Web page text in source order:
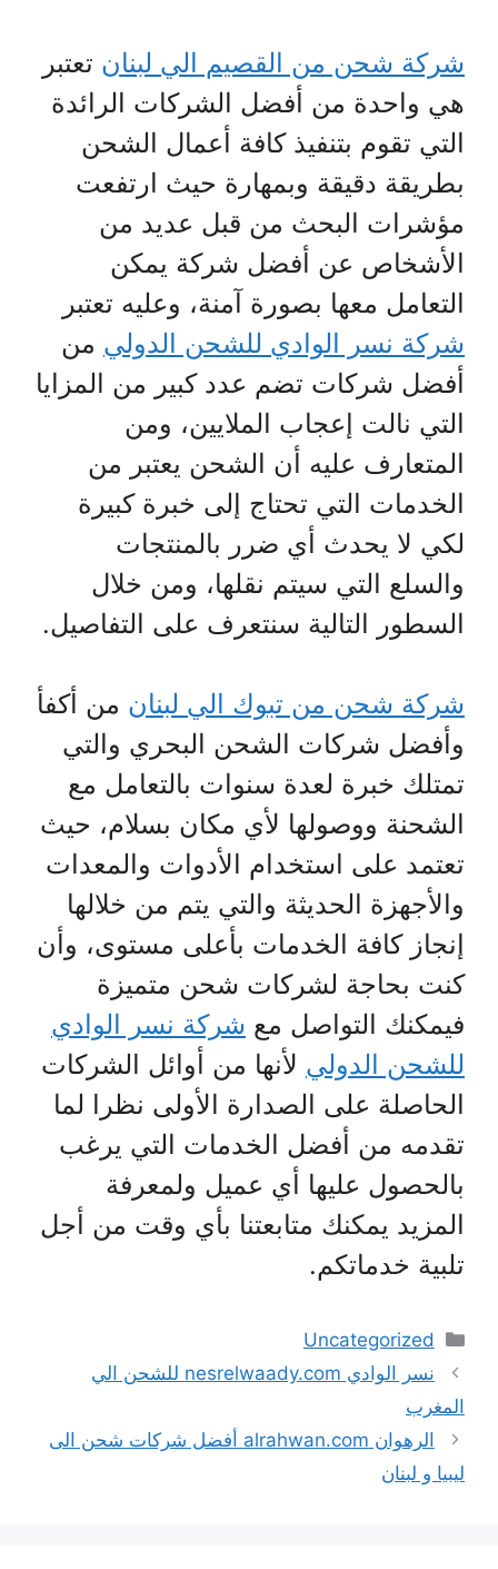
شركة شحن من القصيم الي لبنان تعتبر
هي واحدة من أفضل الشركات الرائدة
التي تقوم بتنفيذ كافة أعمال الشحن
بطريقة دقيقة وبمهارة حيث ارتفعت
مؤشرات البحث من قبل عديد من
الأشخاص عن أفضل شركة يمكن
التعامل معها بصورة آمنة، وعليه تعتبر
شركة نسر الوادي للشحن الدولي من
أفضل شركات تضم عدد كبير من المزايا
التي نالت إعجاب الملايين، ومن
المتعارف عليه أن الشحن يعتبر من
الخدمات التي تحتاج إلى خبرة كبيرة
لكي لا يحدث أي ضرر بالمنتجات
والسلع التي سيتم نقلها، ومن خلال
السطور التالية سنتعرف على التفاصيل.
شركة شحن من تبوك الي لبنان من أكفأ
وأفضل شركات الشحن البحري والتي
تمتلك خبرة لعدة سنوات بالتعامل مع
الشحنة ووصولها لأي مكان بسلام، حيث
تعتمد على استخدام الأدوات والمعدات
والأجهزة الحديثة والتي يتم من خلالها
إنجاز كافة الخدمات بأعلى مستوى، وأن
كنت بحاجة لشركات شحن متميزة
فيمكنك التواصل مع شركة نسر الوادي
للشحن الدولي لأنها من أوائل الشركات
الحاصلة على الصدارة الأولى نظرا لما
تقدمه من أفضل الخدمات التي يرغب
بالحصول عليها أي عميل ولمعرفة
المزيد يمكنك متابعتنا بأي وقت من أجل
تلبية خدماتكم.
التصنيفات
Uncategorized
نسر الوادي nesrelwaady.com للشحن الي
المغرب
الرهوان alrahwan.com أفضل شركات شحن الى
ليبيا و لبنان